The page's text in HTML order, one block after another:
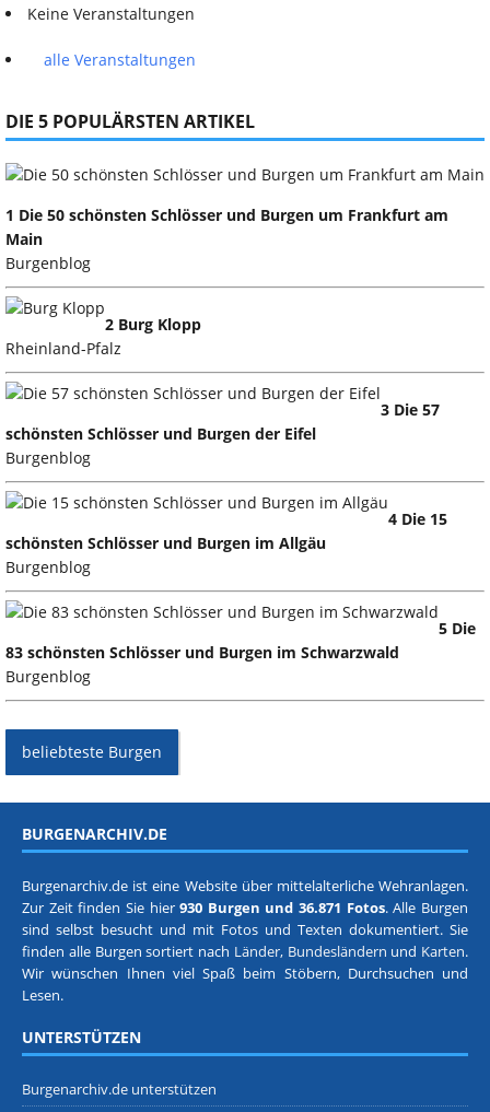
Keine Veranstaltungen
alle Veranstaltungen
DIE 5 POPULÄRSTEN ARTIKEL
1 Die 50 schönsten Schlösser und Burgen um Frankfurt am
Main
Burgenblog
2 Burg Klopp
Rheinland-Pfalz
3 Die 57
schönsten Schlösser und Burgen der Eifel
Burgenblog
4 Die 15
schönsten Schlösser und Burgen im Allgäu
Burgenblog
5 Die
83 schönsten Schlösser und Burgen im Schwarzwald
Burgenblog
beliebteste Burgen
BURGENARCHIV.DE
Burgenarchiv.de ist eine Website über mittelalterliche Wehranlagen.
Zur Zeit finden Sie hier930 Burgen und 36.871 Fotos. Alle Burgen
sind selbst besucht und mit Fotos und Texten dokumentiert. Sie
finden alle Burgen sortiert nach Länder, Bundesländern und Karten.
Wir wünschen Ihnen viel Spaß beim Stöbern, Durchsuchen und
Lesen.
UNTERSTÜTZEN
Burgenarchiv.de unterstützen